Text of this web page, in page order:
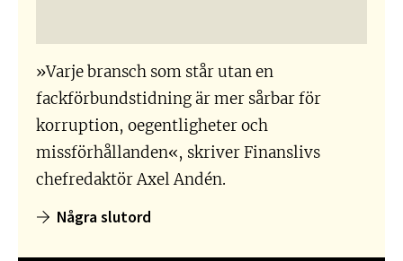
»Varje bransch som står utan en
fackförbundstidning är mer sårbar för
korruption, oegentligheter och
missförhållanden«, skriver Finanslivs
chefredaktör Axel Andén.
Några slutord